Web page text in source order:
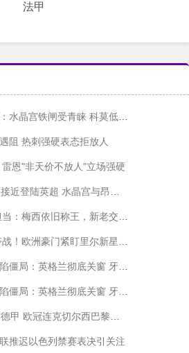
法甲
铁闸受青睐 科莫低价试探查洛巴
阻 热刺强硬表态拒放人
恩"非天价不放人"立场强硬
英超 水晶宫与昂热展开最后博弈
西依旧称王，新老交替暗流涌动
欧洲豪门紧盯里尔新星布阿迪
英格兰彻底关窗 牙买加苦等无果
英格兰彻底关窗 牙买加苦等无果
冠连克切尔西巴黎彰显统治力
推迟以色列禁赛表决引关注